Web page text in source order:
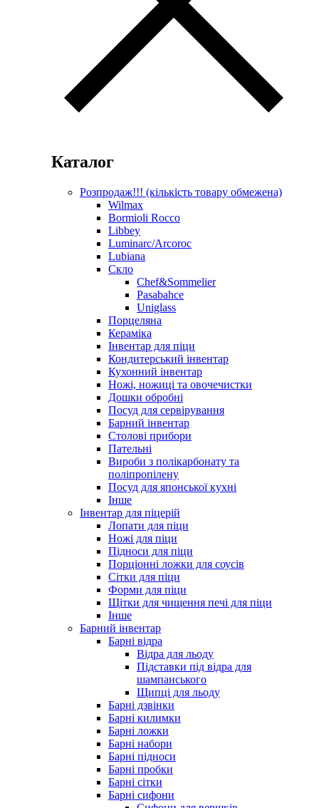
Каталог
Розпродаж!!! (кількість товару обмежена)
Wilmax
Bormioli Rocco
Libbey
Luminarc/Arcoroc
Lubiana
Скло
Chef&Sommelier
Pasabahce
Uniglass
Порцеляна
Кераміка
Інвентар для піци
Кондитерський інвентар
Кухонний інвентар
Ножі, ножиці та овочечистки
Дошки обробні
Посуд для сервірування
Барний інвентар
Столові прибори
Пательні
Вироби з полікарбонату та
поліпропілену
Посуд для японської кухні
Інше
Інвентар для піцерій
Лопати для піци
Ножі для піци
Підноси для піци
Порціонні ложки для соусів
Сітки для піци
Форми для піци
Щітки для чищення печі для піци
Інше
Барний інвентар
Барні відра
Відра для льоду
Підставки під відра для
шампанського
Щипці для льоду
Барні дзвінки
Барні килимки
Барні ложки
Барні набори
Барні підноси
Барні пробки
Барні сітки
Барні сифони